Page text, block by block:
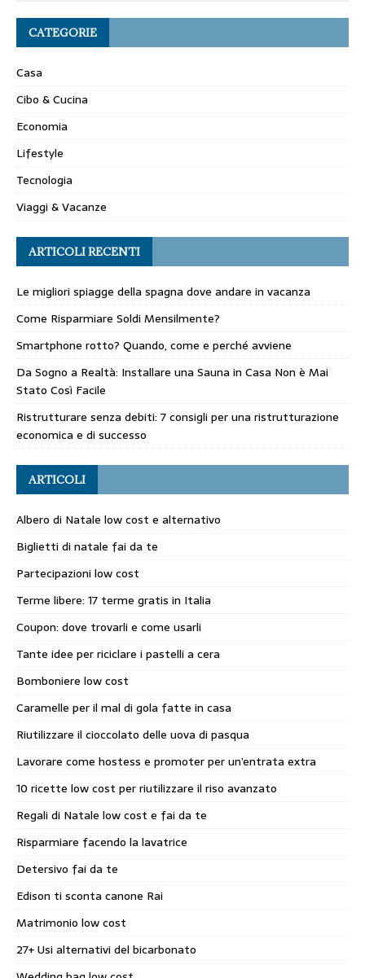
CATEGORIE
Casa
Cibo & Cucina
Economia
Lifestyle
Tecnologia
Viaggi & Vacanze
ARTICOLI RECENTI
Le migliori spiagge della spagna dove andare in vacanza
Come Risparmiare Soldi Mensilmente?
Smartphone rotto? Quando, come e perché avviene
Da Sogno a Realtà: Installare una Sauna in Casa Non è Mai
Stato Così Facile
Ristrutturare senza debiti: 7 consigli per una ristrutturazione
economica e di successo
ARTICOLI
Albero di Natale low cost e alternativo
Biglietti di natale fai da te
Partecipazioni low cost
Terme libere: 17 terme gratis in Italia
Coupon: dove trovarli e come usarli
Tante idee per riciclare i pastelli a cera
Bomboniere low cost
Caramelle per il mal di gola fatte in casa
Riutilizzare il cioccolato delle uova di pasqua
Lavorare come hostess e promoter per un’entrata extra
10 ricette low cost per riutilizzare il riso avanzato
Regali di Natale low cost e fai da te
Risparmiare facendo la lavatrice
Detersivo fai da te
Edison ti sconta canone Rai
Matrimonio low cost
27+ Usi alternativi del bicarbonato